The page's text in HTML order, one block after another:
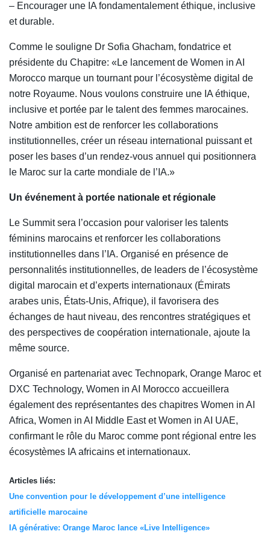
– Encourager une IA fondamentalement éthique, inclusive
et durable.
Comme le souligne Dr Sofia Ghacham, fondatrice et
présidente du Chapitre: «Le lancement de Women in AI
Morocco marque un tournant pour l’écosystème digital de
notre Royaume. Nous voulons construire une IA éthique,
inclusive et portée par le talent des femmes marocaines.
Notre ambition est de renforcer les collaborations
institutionnelles, créer un réseau international puissant et
poser les bases d’un rendez-vous annuel qui positionnera
le Maroc sur la carte mondiale de l’IA.»
Un événement à portée nationale et régionale
Le Summit sera l’occasion pour valoriser les talents
féminins marocains et renforcer les collaborations
institutionnelles dans l’IA. Organisé en présence de
personnalités institutionnelles, de leaders de l’écosystème
digital marocain et d’experts internationaux (Émirats
arabes unis, États-Unis, Afrique), il favorisera des
échanges de haut niveau, des rencontres stratégiques et
des perspectives de coopération internationale, ajoute la
même source.
Organisé en partenariat avec Technopark, Orange Maroc et
DXC Technology, Women in AI Morocco accueillera
également des représentantes des chapitres Women in AI
Africa, Women in AI Middle East et Women in AI UAE,
confirmant le rôle du Maroc comme pont régional entre les
écosystèmes IA africains et internationaux.
Articles liés:
Une convention pour le développement d’une intelligence
artificielle marocaine
IA générative: Orange Maroc lance «Live Intelligence»